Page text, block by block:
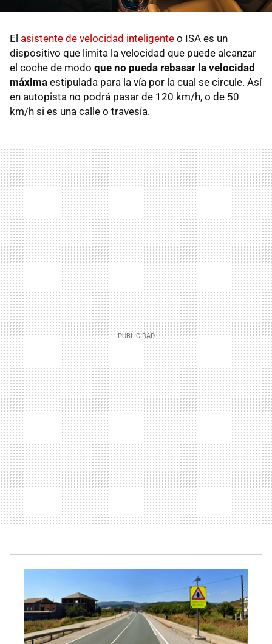
El asistente de velocidad inteligente o ISA es un
dispositivo que limita la velocidad que puede alcanzar
el coche de modo que no pueda rebasar la velocidad
máxima estipulada para la vía por la cual se circule. Así
en autopista no podrá pasar de 120 km/h, o de 50
km/h si es una calle o travesía.